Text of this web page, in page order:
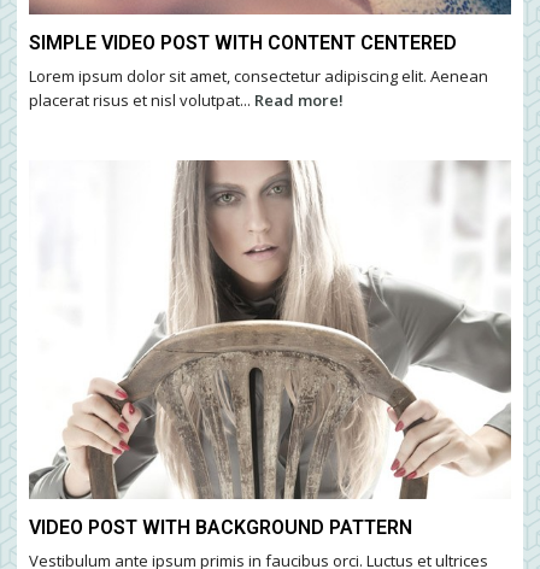
SIMPLE VIDEO POST WITH CONTENT CENTERED
Lorem ipsum dolor sit amet, consectetur adipiscing elit. Aenean
placerat risus et nisl volutpat... Read more!
VIDEO POST WITH BACKGROUND PATTERN
Vestibulum ante ipsum primis in faucibus orci. Luctus et ultrices